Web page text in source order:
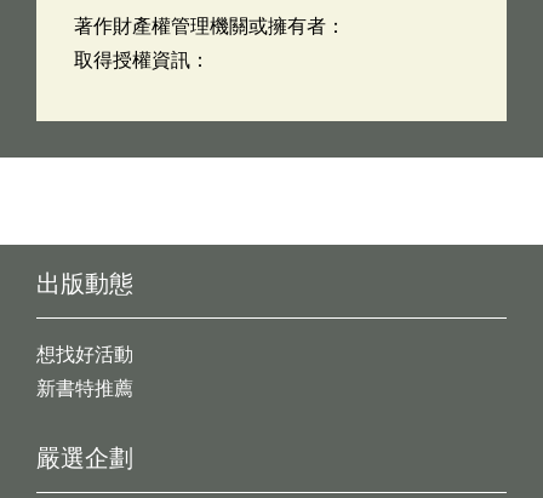
著作財產權管理機關或擁有者：
取得授權資訊：
出版動態
想找好活動
新書特推薦
嚴選企劃